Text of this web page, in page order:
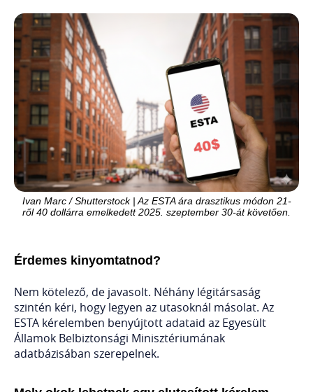
Ivan Marc / Shutterstock | Az ESTA ára drasztikus módon 21-
ről 40 dollárra emelkedett 2025. szeptember 30-át követően.
Érdemes kinyomtatnod?
Nem kötelező, de javasolt. Néhány légitársaság
szintén kéri, hogy legyen az utasoknál másolat. Az
ESTA kérelemben benyújtott adataid az Egyesült
Államok Belbiztonsági Minisztériumának
adatbázisában szerepelnek.